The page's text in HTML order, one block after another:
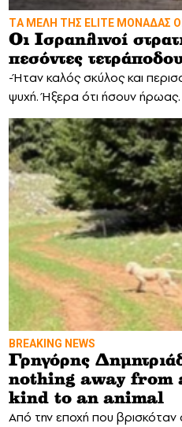
TΑ ΜΕΛΗ ΤΗΣ ELITE ΜΟΝΑΔΑΣ
Οι Ισραηλινοί
πεσόντες
-Ήταν καλός σκύλος και
ψυχή. Ήξερα ότι ήσουν ήρωας.
BREAKING NEWS
Γρηγόρης
nothing away from
kind to an animal
Από την εποχή που